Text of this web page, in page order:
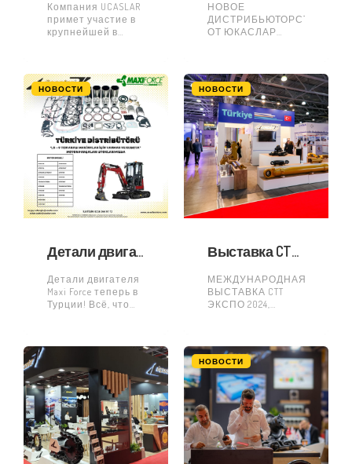
Компания UCASLAR
примет участие в
крупнейшей в
на стенде A5.250.
Ознакомьтесь с
новейшей
продукцией и
технологическими
инновациями
UCASLAR на
выставке, которая
пройдёт в
НОВОЕ
ДИСТРИБЬЮТОРСТВО
ОТ ЮКАСЛАР
техники,
возродите вашb
машины! Хотите
вдохнуть новую
жизнь и улучшить
характеристики
вашей техники?
Тогда
прокладки GOETZE
это то, что вы
НОВОСТИ
Детали двигателя Maxi Force теперь в Турции!
Детали двигателя
Maxi Force теперь в
Турции! Всё, что
продления срока
службы вашего
автомобиля,
теперь доступно в
НОВОСТИ
Выставка CTT EXPO 2024 в России прошла успешно!
МЕЖДУНАРОДНАЯ
ВЫСТАВКА CTT
ЭКСПО 2024,
ПРОМЫШЛЕННОЙ
ПАЛАТЫ
СТАМБУЛА,
прошла успешно!
СЕМЬЯ ЮКАСЛАР
благодарит всех,
встретимся в
следующем году!
НОВОСТИ